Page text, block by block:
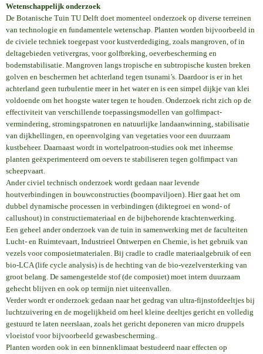
Wetenschappelijk onderzoek
De Botanische Tuin TU Delft doet momenteel onderzoek op diverse terreinen
van technologie en fundamentele wetenschap. Planten worden bijvoorbeeld in
de civiele techniek toegepast voor kustverdediging, zoals mangroven, of in
deltagebieden vetivergras, voor golfbreking, oeverbescherming en
bodemstabilisatie. Mangroven langs tropische en subtropische kusten breken
golven en beschermen het achterland tegen tsunami’s. Daardoor is er in het
achterland geen turbulentie meer in het water en is een simpel dijkje van klei
voldoende om het hoogste water tegen te houden. Onderzoek richt zich op de
effectiviteit van verschillende toepassingsmodellen van golfimpact-
vermindering, stromingspatronen en natuurlijke landaanwinning, stabilisatie
van dijkhellingen, en opeenvolging van vegetaties voor een duurzaam
kustbeheer. Daarnaast wordt in wortelpatroon-studies ook met inheemse
planten geëxperimenteerd om oevers te stabiliseren tegen golfimpact van
scheepvaart.
Ander civiel technisch onderzoek wordt gedaan naar levende
houtverbindingen in bouwconstructies (boompaviljoen). Hier gaat het om
dubbel dynamische processen in verbindingen (diktegroei en wond- of
callushout) in constructiemateriaal en de bijbehorende krachtenwerking.
Een geheel ander onderzoek van de tuin in samenwerking met de faculteiten
Lucht- en Ruimtevaart, Industrieel Ontwerpen en Chemie, is het gebruik van
vezels voor composietmaterialen. Bij cradle to cradle materiaalgebruik of een
bio-LCA (life cycle analysis) is de hechting van de bio-vezelversterking van
groot belang. De samengestelde stof (de composiet) moet intern duurzaam
gehecht blijven en ook op termijn niet uiteenvallen.
Verder wordt er onderzoek gedaan naar het gedrag van ultra-fijnstofdeeltjes bij
luchtzuivering en de mogelijkheid om heel kleine deeltjes gericht en volledig
gestuurd te laten neerslaan, zoals het gericht deponeren van micro druppels
vloeistof voor bijvoorbeeld gewasbescherming.
Planten worden ook in een binnenklimaat bestudeerd naar effecten op